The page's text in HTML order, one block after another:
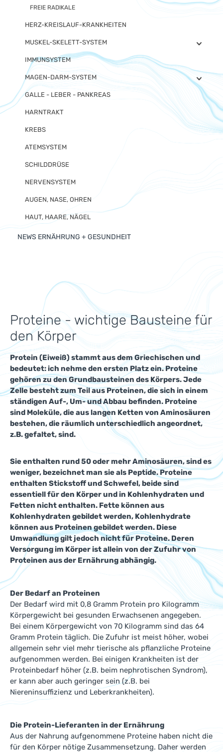
FREIE RADIKALE
HERZ-KREISLAUF-KRANKHEITEN
MUSKEL-SKELETT-SYSTEM
IMMUNSYSTEM
MAGEN-DARM-SYSTEM
GALLE - LEBER - PANKREAS
HARNTRAKT
KREBS
ATEMSYSTEM
SCHILDDRÜSE
NERVENSYSTEM
AUGEN, NASE, OHREN
HAUT, HAARE, NÄGEL
NEWS ERNÄHRUNG + GESUNDHEIT
Proteine - wichtige Bausteine für
den Körper
Protein (Eiweiß) stammt aus dem Griechischen und
bedeutet: ich nehme den ersten Platz ein. Proteine
gehören zu den Grundbausteinen des Körpers. Jede
Zelle besteht zum Teil aus Proteinen, die sich in einem
ständigen Auf-, Um- und Abbau befinden. Proteine
sind Moleküle, die aus langen Ketten von Aminosäuren
bestehen, die räumlich unterschiedlich angeordnet,
z.B. gefaltet, sind.
Sie enthalten rund 50 oder mehr Aminosäuren, sind es
weniger, bezeichnet man sie als Peptide. Proteine
enthalten Stickstoff und Schwefel, beide sind
essentiell für den Körper und in Kohlenhydraten und
Fetten nicht enthalten. Fette können aus
Kohlenhydraten gebildet werden, Kohlenhydrate
können aus Proteinen gebildet werden. Diese
Umwandlung gilt jedoch nicht für Proteine. Deren
Versorgung im Körper ist allein von der Zufuhr von
Proteinen aus der Ernährung abhängig.
Der Bedarf an Proteinen
Der Bedarf wird mit 0,8 Gramm Protein pro Kilogramm
Körpergewicht bei gesunden Erwachsenen angegeben.
Bei einem Körpergewicht von 70 Kilogramm sind das 64
Gramm Protein täglich. Die Zufuhr ist meist höher, wobei
allgemein sehr viel mehr tierische als pflanzliche Proteine
aufgenommen werden. Bei einigen Krankheiten ist der
Proteinbedarf höher (z.B. beim nephrotischen Syndrom),
er kann aber auch geringer sein (z.B. bei
Niereninsuffizienz und Leberkrankheiten).
Die Protein-Lieferanten in der Ernährung
Aus der Nahrung aufgenommene Proteine haben nicht die
für den Körper nötige Zusammensetzung. Daher werden